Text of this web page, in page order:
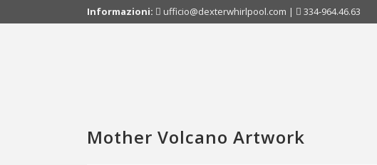
Informazioni: ufficio@dexterwhirlpool.com | 334-964.46.63
Mother Volcano Artwork